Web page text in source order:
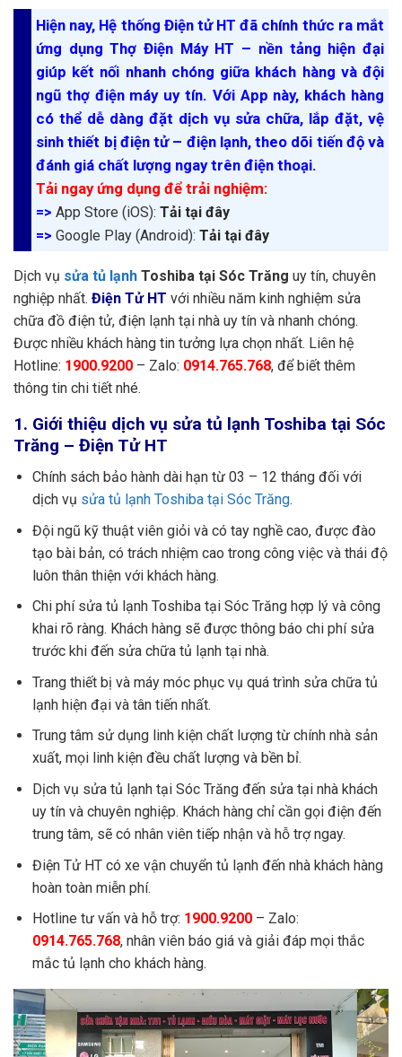
Hiện nay, Hệ thống Điện tử HT đã chính thức ra mắt
ứng dụng Thợ Điện Máy HT – nền tảng hiện đại
giúp kết nối nhanh chóng giữa khách hàng và đội
ngũ thợ điện máy uy tín. Với App này, khách hàng
có thể dễ dàng đặt dịch vụ sửa chữa, lắp đặt, vệ
sinh thiết bị điện tử – điện lạnh, theo dõi tiến độ và
đánh giá chất lượng ngay trên điện thoại.
Tải ngay ứng dụng để trải nghiệm:
=> App Store (iOS): Tải tại đây
=> Google Play (Android): Tải tại đây
Dịch vụ sửa tủ lạnh Toshiba tại Sóc Trăng uy tín, chuyên
nghiệp nhất. Điện Tử HT với nhiều năm kinh nghiệm sửa
chữa đồ điện tử, điện lạnh tại nhà uy tín và nhanh chóng.
Được nhiều khách hàng tin tưởng lựa chọn nhất. Liên hệ
Hotline: 1900.9200 – Zalo: 0914.765.768, để biết thêm
thông tin chi tiết nhé.
1. Giới thiệu dịch vụ sửa tủ lạnh Toshiba tại Sóc
Trăng – Điện Tử HT
Chính sách bảo hành dài hạn từ 03 – 12 tháng đối với
dịch vụ sửa tủ lạnh Toshiba tại Sóc Trăng.
Đội ngũ kỹ thuật viên giỏi và có tay nghề cao, được đào
tạo bài bản, có trách nhiệm cao trong công việc và thái độ
luôn thân thiện với khách hàng.
Chi phí sửa tủ lạnh Toshiba tại Sóc Trăng hợp lý và công
khai rõ ràng. Khách hàng sẽ được thông báo chi phí sửa
trước khi đến sửa chữa tủ lạnh tại nhà.
Trang thiết bị và máy móc phục vụ quá trình sửa chữa tủ
lạnh hiện đại và tân tiến nhất.
Trung tâm sử dụng linh kiện chất lượng từ chính nhà sản
xuất, mọi linh kiện đều chất lượng và bền bỉ.
Dịch vụ sửa tủ lạnh tại Sóc Trăng đến sửa tại nhà khách
uy tín và chuyên nghiệp. Khách hàng chỉ cần gọi điện đến
trung tâm, sẽ có nhân viên tiếp nhận và hỗ trợ ngay.
Điện Tử HTcó xe vận chuyển tủ lạnh đến nhà khách hàng
hoàn toàn miễn phí.
Hotline tư vấn và hỗ trợ: 1900.9200– Zalo:
0914.765.768, nhân viên báo giá và giải đáp mọi thắc
mắc tủ lạnh cho khách hàng.